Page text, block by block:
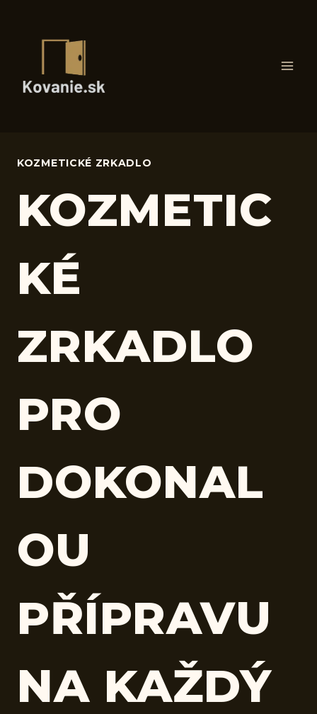
KOZMETICKÉ ZRKADLO
KOZMETIC
KÉ
ZRKADLO
PRO
DOKONAL
OU
PŘÍPRAVU
NA KAŽDÝ